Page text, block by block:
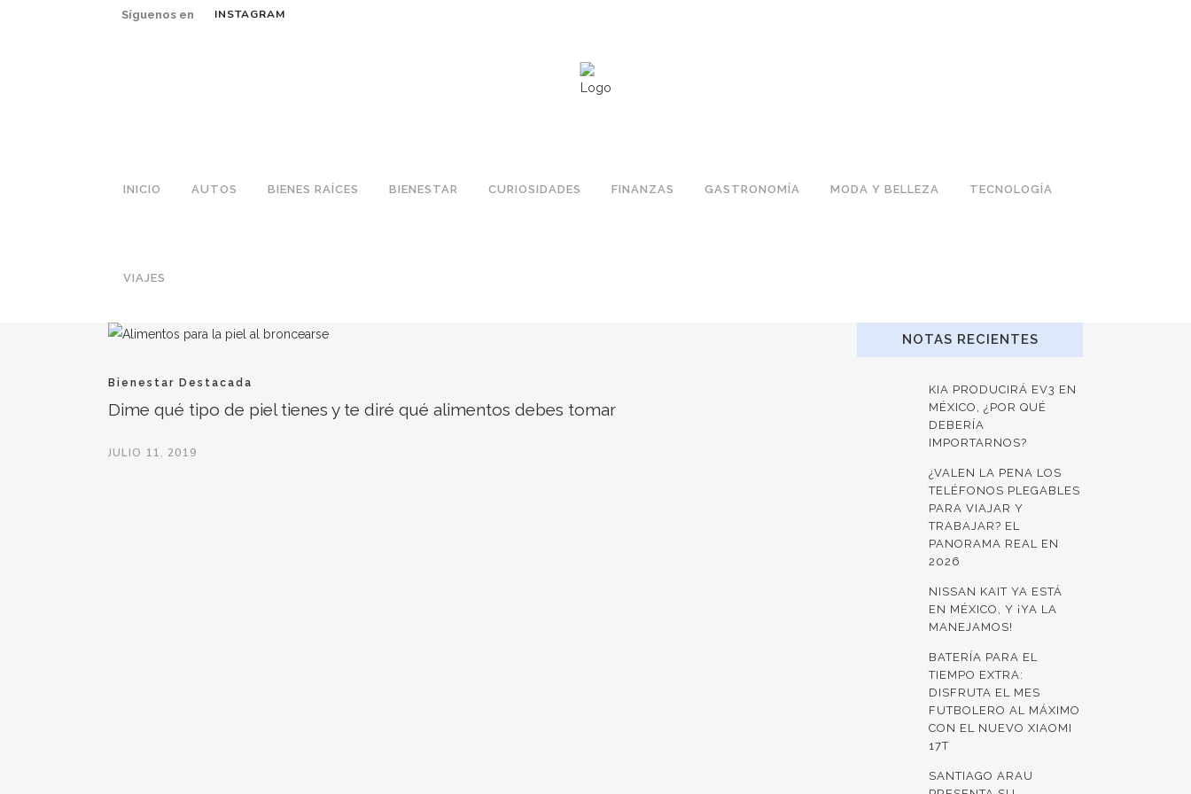
Síguenos en INSTAGRAM
INICIO AUTOS BIENES RAÍCES BIENESTAR CURIOSIDADES FINANZAS GASTRONOMÍA MODA Y BELLEZA TECNOLOGÍA
VIAJES
Bienestar Destacada
Dime qué tipo de piel tienes y te diré qué alimentos debes tomar
JULIO 11, 2019
NOTAS RECIENTES
KIA PRODUCIRÁ EV3 EN
MÉXICO, ¿POR QUÉ
DEBERÍA
IMPORTARNOS?
¿VALEN LA PENA LOS
TELÉFONOS PLEGABLES
PARA VIAJAR Y
TRABAJAR? EL
PANORAMA REAL EN
2026
NISSAN KAIT YA ESTÁ
EN MÉXICO, Y ¡YA LA
MANEJAMOS!
BATERÍA PARA EL
TIEMPO EXTRA:
DISFRUTA EL MES
FUTBOLERO AL MÁXIMO
CON EL NUEVO XIAOMI
17T
SANTIAGO ARAU